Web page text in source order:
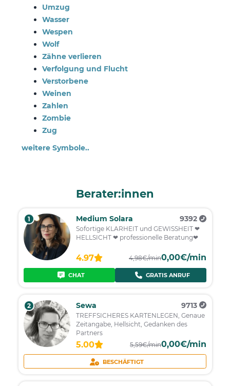
Umzug
Wasser
Wespen
Wolf
Zähne verlieren
Verfolgung und Flucht
Verstorbene
Weinen
Zahlen
Zombie
Zug
weitere Symbole..
Berater:innen
1 Medium Solara 9392
Sofortige KLARHEIT und GEWISSHEIT ❤
HELLSICHT ❤ professionelle Beratung❤
4.97 4,98€/min0,00€/min
CHAT GRATIS ANRUF
2 Sewa 9713
TREFFSICHERES KARTENLEGEN, Genaue
Zeitangabe, Hellsicht, Gedanken des
Partners
5.00 5,59€/min0,00€/min
BESCHÄFTIGT